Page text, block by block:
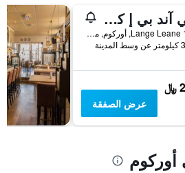
بي آند بي إ كامبينج ويلجيليجن
Lange Leane 11, أوركوم, مقاطعة فريزلند, هولندا
عرض الصفقة
أوركوم